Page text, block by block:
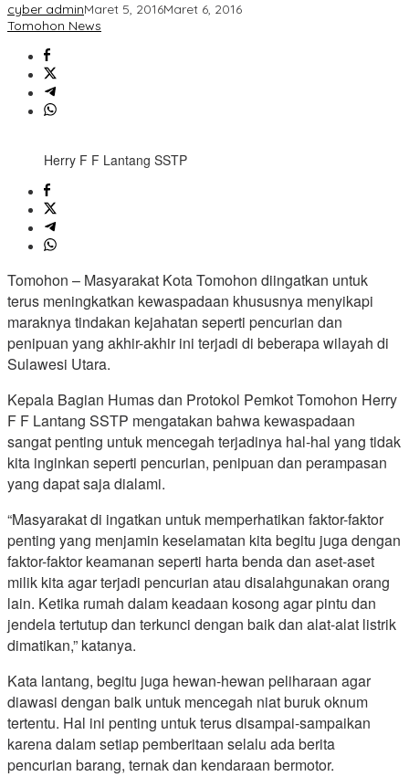
cyber adminMaret 5, 2016Maret 6, 2016
Tomohon News
Herry F F Lantang SSTP
Tomohon – Masyarakat Kota Tomohon diingatkan untuk
terus meningkatkan kewaspadaan khususnya menyikapi
maraknya tindakan kejahatan seperti pencurian dan
penipuan yang akhir-akhir ini terjadi di beberapa wilayah di
Sulawesi Utara.
Kepala Bagian Humas dan Protokol Pemkot Tomohon Herry
F F Lantang SSTP mengatakan bahwa kewaspadaan
sangat penting untuk mencegah terjadinya hal-hal yang tidak
kita inginkan seperti pencurian, penipuan dan perampasan
yang dapat saja dialami.
“Masyarakat di ingatkan untuk memperhatikan faktor-faktor
penting yang menjamin keselamatan kita begitu juga dengan
faktor-faktor keamanan seperti harta benda dan aset-aset
milik kita agar terjadi pencurian atau disalahgunakan orang
lain. Ketika rumah dalam keadaan kosong agar pintu dan
jendela tertutup dan terkunci dengan baik dan alat-alat listrik
dimatikan,” katanya.
Kata lantang, begitu juga hewan-hewan peliharaan agar
diawasi dengan baik untuk mencegah niat buruk oknum
tertentu. Hal ini penting untuk terus disampai-sampaikan
karena dalam setiap pemberitaan selalu ada berita
pencurian barang, ternak dan kendaraan bermotor.